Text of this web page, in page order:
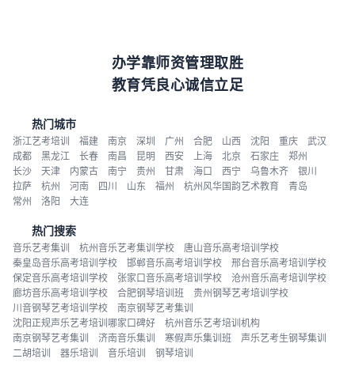
办学靠师资管理取胜
教育凭良心诚信立足
热门城市
浙江艺考培训 福建 南京 深圳 广州 合肥 山西 沈阳 重庆
武汉
成都
黑龙江 长春 南昌 昆明 西安 上海 北京 石家庄
郑州
长沙
天津 内蒙古 南宁 贵州 甘肃 海口 西宁 乌鲁木齐
银川
拉萨
杭州 河南 四川 山东 福州 杭州风华国韵艺术教育
青岛
常州
洛阳 大连
热门搜索
音乐艺考集训 杭州音乐艺考集训学校
唐山音乐高考培训学校
秦皇岛音乐高考培训学校
邯郸音乐高考培训学校
邢台音乐高考培训学校
保定音乐高考培训学校
张家口音乐高考培训学校
沧州音乐高考培训学校
廊坊音乐高考培训学校
合肥钢琴培训班
贵州钢琴艺考培训学校
川音钢琴艺考培训学校
南京钢琴艺考集训
沈阳正规声乐艺考培训哪家口碑好
杭州音乐艺考培训机构
南京钢琴艺考集训
济南音乐集训 寒假声乐集训班
声乐艺考生钢琴集训
二胡培训
器乐培训 音乐培训 钢琴培训